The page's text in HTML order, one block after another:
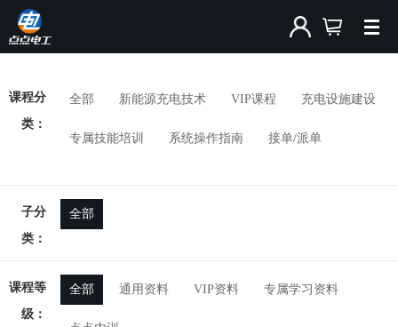
课程分
类：
全部 新能源充电技术 VIP课程 充电设施建设
专属技能培训 系统操作指南 接单/派单
子分
类：
全部
课程等
级：
全部 通用资料 VIP资料 专属学习资料